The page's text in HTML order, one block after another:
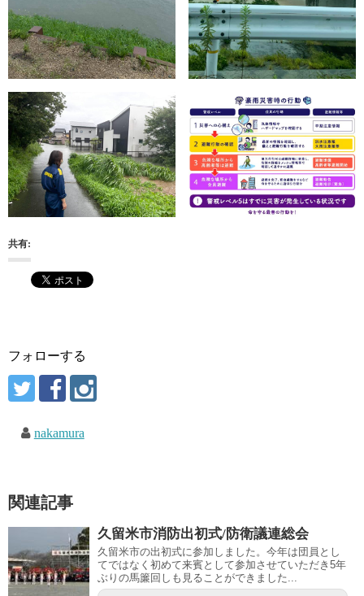
共有:
フォローする
nakamura
関連記事
久留米市消防出初式/防衛議連総会
久留米市の出初式に参加しました。今年は団員とし
てではなく初めて来賓として参加させていただき5年
ぶりの馬簾回しも見ることができました...